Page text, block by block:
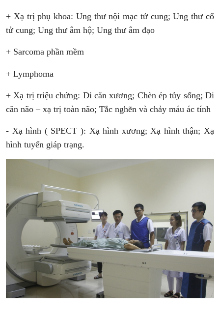
+ Xạ trị phụ khoa: Ung thư nội mạc tử cung;Ung thư cổ
tử cung;Ung thư âm hộ; Ung thư âm đạo
+ Sarcoma phần mềm
+ Lymphoma
+ Xạ trị triệu chứng: Di căn xương; Chèn ép tủy sống; Di
căn não – xạ trị toàn não;Tắc nghẽn và chảy máu ác tính
- Xạ hình ( SPECT ): Xạ hình xương;Xạ hình thận; Xạ
hình tuyến giáp trạng.